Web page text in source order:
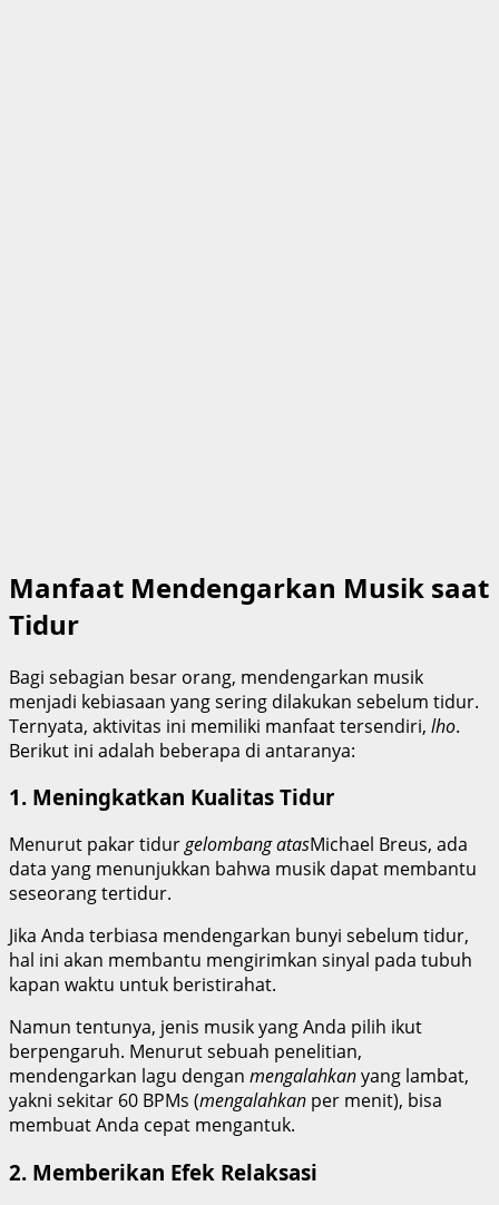
Manfaat Mendengarkan Musik saat
Tidur
Bagi sebagian besar orang, mendengarkan musik
menjadi kebiasaan yang sering dilakukan sebelum tidur.
Ternyata, aktivitas ini memiliki manfaat tersendiri, lho.
Berikut ini adalah beberapa di antaranya:
1. Meningkatkan Kualitas Tidur
Menurut pakar tidurgelombang atasMichael Breus, ada
data yang menunjukkan bahwa musik dapat membantu
seseorang tertidur.
Jika Anda terbiasa mendengarkan bunyi sebelum tidur,
hal ini akan membantu mengirimkan sinyal pada tubuh
kapan waktu untuk beristirahat.
Namun tentunya, jenis musik yang Anda pilih ikut
berpengaruh. Menurut sebuah penelitian,
mendengarkan lagu dengan mengalahkanyang lambat,
yakni sekitar 60 BPMs (mengalahkan per menit), bisa
membuat Anda cepat mengantuk.
2. Memberikan Efek Relaksasi